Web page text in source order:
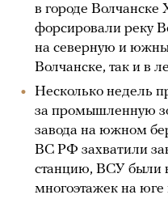
в городе Волчанске
форсировали реку
на северную и
Волчанске, так и в
Несколько недель
за промышленную
завода на южном
ВС РФ захватили
станцию, ВСУ были
многоэтажек на юге